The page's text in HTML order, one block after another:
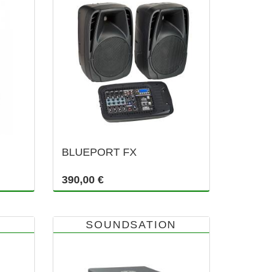
BLUEPORT FX
390,00 €
SOUNDSATION